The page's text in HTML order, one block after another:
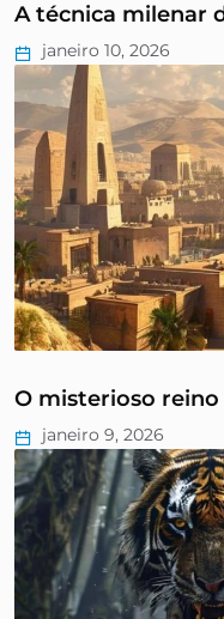
A técnica milenar
janeiro 10, 2026
O misterioso
janeiro 9, 2026